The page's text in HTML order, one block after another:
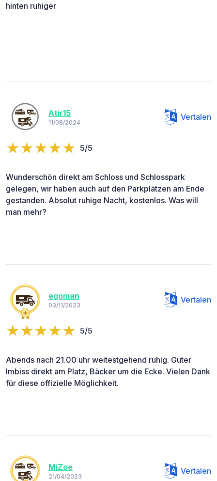
hinten ruhiger
Atir15
11/08/2024
Vertalen
5/5
Wunderschön direkt am Schloss und Schlosspark
gelegen, wir haben auch auf den Parkplätzen am Ende
gestanden. Absolut ruhige Nacht, kostenlos. Was will
man mehr?
egoman
03/11/2023
Vertalen
5/5
Abends nach 21.00 uhr weitestgehend ruhig. Guter
Imbiss direkt am Platz, Bäcker um die Ecke. Vielen Dank
für diese offizielle Möglichkeit.
MiZoe
21/04/2023
Vertalen